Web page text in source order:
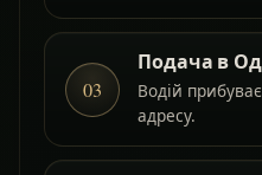
03
Подача в
Водій
адресу.